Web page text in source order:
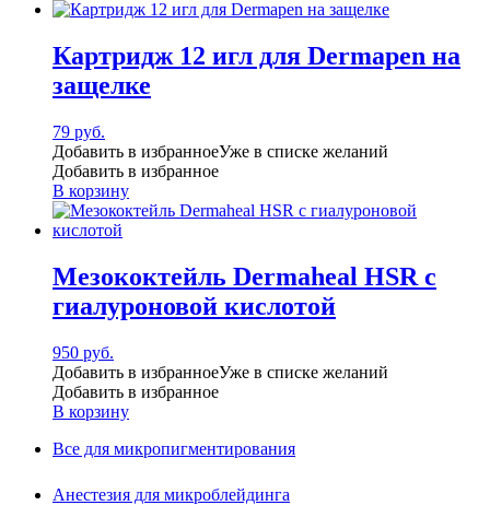
Картридж 12 игл для Dermapen на
защелке
79 руб.
Добавить в избранноеУже в списке желаний
Добавить в избранное
В корзину
Мезококтейль Dermaheal HSR с
гиалуроновой кислотой
950 руб.
Добавить в избранноеУже в списке желаний
Добавить в избранное
В корзину
Все для микропигментирования
Анестезия для микроблейдинга